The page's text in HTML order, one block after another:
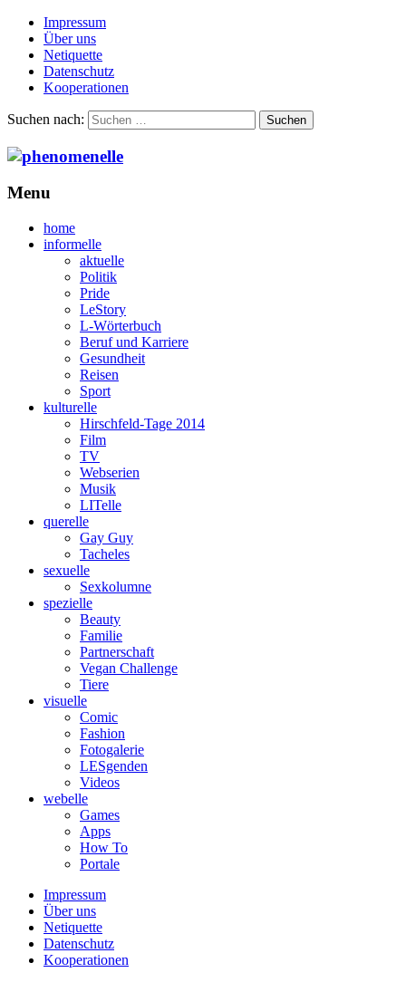
Impressum
Über uns
Netiquette
Datenschutz
Kooperationen
Suchen nach:
Menu
home
informelle
aktuelle
Politik
Pride
LeStory
L-Wörterbuch
Beruf und Karriere
Gesundheit
Reisen
Sport
kulturelle
Hirschfeld-Tage 2014
Film
TV
Webserien
Musik
LITelle
querelle
Gay Guy
Tacheles
sexuelle
Sexkolumne
spezielle
Beauty
Familie
Partnerschaft
Vegan Challenge
Tiere
visuelle
Comic
Fashion
Fotogalerie
LESgenden
Videos
webelle
Games
Apps
How To
Portale
Impressum
Über uns
Netiquette
Datenschutz
Kooperationen